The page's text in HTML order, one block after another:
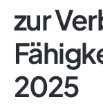
zur
2025